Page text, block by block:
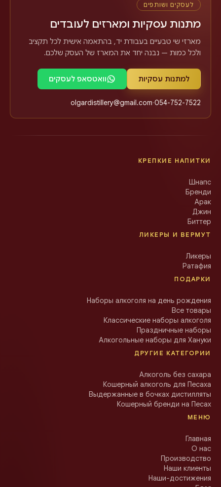
לעסקים ושותפים
מתנות עסקיות ומארזים לעובדים
מארזי שי טבעיים בעבודת יד, בהתאמה אישית לכל תקציב
ולכל כמות — נבנה יחד את המארז של העסק שלכם.
למתנות עסקיות וואטסאפ לעסקים
054-752-7522
·
olgardistillery@gmail.com
КРЕПКИЕ НАПИТКИ
Шнапс
Бренди
Арак
Джин
Биттер
ЛИКЕРЫ И ВЕРМУТ
Ликеры
Ратафия
ПОДАРКИ
Наборы алкоголя на день рождения
Все товары
Классические наборы алкоголя
Праздничные наборы
Алкогольные наборы для Хануки
ДРУГИЕ КАТЕГОРИИ
Алкоголь без сахара
Кошерный алкоголь для Песаха
Выдержанные в бочках дистилляты
Кошерный бренди на Песах
МЕНЮ
Главная
О нас
Производство
Наши клиенты
Наши-достижения